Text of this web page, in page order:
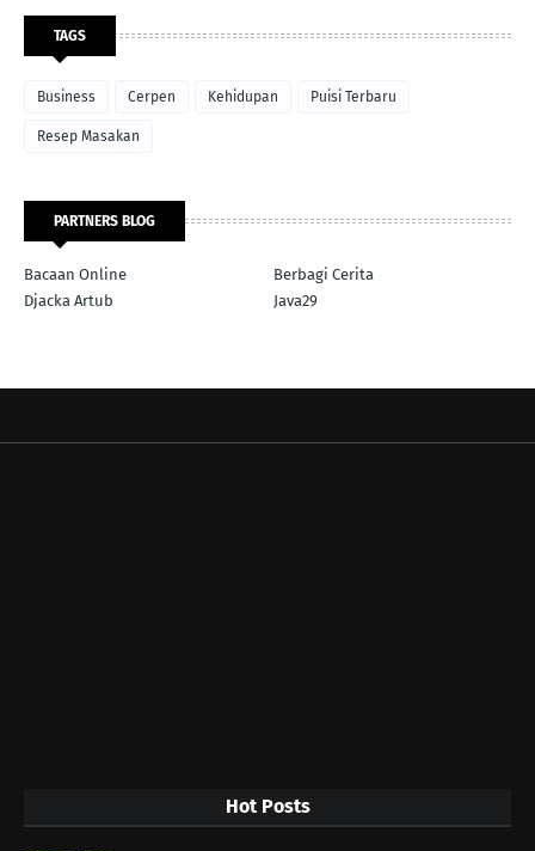
TAGS
Business Cerpen Kehidupan Puisi Terbaru
Resep Masakan
PARTNERS BLOG
Bacaan Online
Berbagi Cerita
Djacka Artub
Java29
Hot Posts